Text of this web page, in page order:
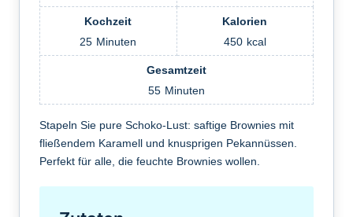
Kochzeit
25 Minuten
Kalorien
450 kcal
Gesamtzeit
55 Minuten
Stapeln Sie pure Schoko-Lust: saftige Brownies mit
fließendem Karamell und knusprigen Pekannüssen.
Perfekt für alle, die feuchte Brownies wollen.